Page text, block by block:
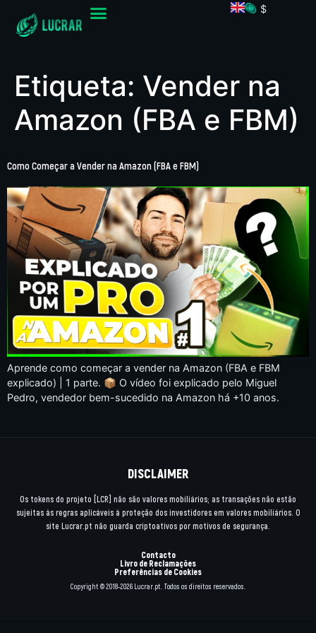
$
Etiqueta: Vender na
Amazon (FBA e FBM)
Como Começar a Vender na Amazon (FBA e FBM)
Aprende como começar a vender na Amazon (FBA e FBM
explicado) | 1 parte. 📦 O vídeo foi explicado pelo Miguel
Pedro, vendedor bem-sucedido na Amazon há +10 anos.
DISCLAIMER
Os tokens do projeto [LCR] não são valores mobiliários; as transações não estão
sujeitas às regras aplicáveis à proteção dos investidores em valores mobiliários. O
site Lucrar.pt não guarda criptoativos por motivos de segurança.
Contacto
Livro de Reclamações
Preferências de Cookies
Copyright © 2018-2026 Lucrar.pt. Todos os direitos reservados.